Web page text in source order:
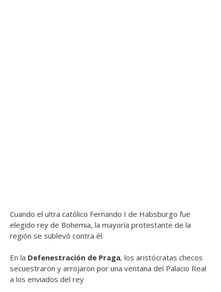
Cuando el ultra católico Fernando I de Habsburgo fue
elegido rey de Bohemia, la mayoría protestante de la
región se sublevó contra él.
En la Defenestración de Praga, los aristócratas checos
secuestraron y arrojaron por una ventana del Palacio Real
a los enviados del rey